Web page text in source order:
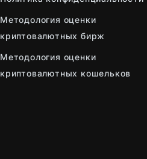
Методология оценки
криптовалютных бирж
Методология оценки
криптовалютных кошельков